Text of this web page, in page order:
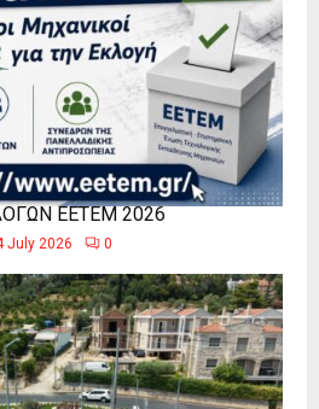
ΕΕΤΕΜ 2026
July 2026 0